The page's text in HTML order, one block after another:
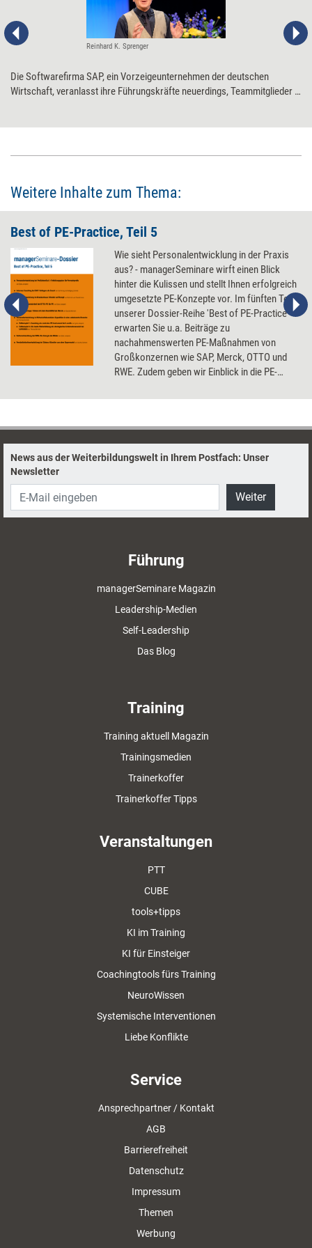
Reinhard K. Sprenger
Die Softwarefirma ​SAP, ein Vorzeigeunternehmen der deutschen
Wirtschaft, veranlasst ihre Führungskräfte neuerdings, Teammitglieder in
Weitere Inhalte zum Thema:
Best of PE-Practice, Teil 5
Wie sieht Personalentwicklung in der Praxis
aus? - managerSeminare wirft einen Blick
hinter die Kulissen und stellt Ihnen erfolgreich
umgesetzte PE-Konzepte vor. Im fünften Teil
unserer Dossier-Reihe 'Best of PE-Practice'
erwarten Sie u.a. Beiträge zu
nachahmenswerten PE-Maßnahmen von
Großkonzernen wie SAP, Merck, OTTO und
RWE. Zudem geben wir Einblick in die PE-
Wirtschaftskanzleien und zeigen, wie
Sendern aussehen kann.
News aus der Weiterbildungswelt in Ihrem Postfach: Unser
Newsletter
Weiter
Führung
managerSeminare Magazin
Leadership-Medien
Self-Leadership
Das Blog
Training
Training aktuell Magazin
Trainingsmedien
Trainerkoffer
Trainerkoffer Tipps
Veranstaltungen
PTT
CUBE
tools+tipps
KI im Training
KI für Einsteiger
Coachingtools fürs Training
NeuroWissen
Systemische Interventionen
Liebe Konflikte
Service
Ansprechpartner / Kontakt
AGB
Barrierefreiheit
Datenschutz
Impressum
Themen
Werbung